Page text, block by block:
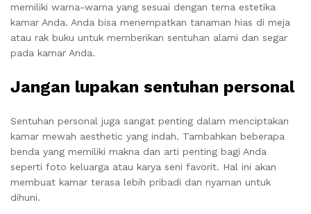
memiliki warna-warna yang sesuai dengan tema estetika
kamar Anda. Anda bisa menempatkan tanaman hias di meja
atau rak buku untuk memberikan sentuhan alami dan segar
pada kamar Anda.
Jangan lupakan sentuhan personal
Sentuhan personal juga sangat penting dalam menciptakan
kamar mewah aesthetic yang indah. Tambahkan beberapa
benda yang memiliki makna dan arti penting bagi Anda
seperti foto keluarga atau karya seni favorit. Hal ini akan
membuat kamar terasa lebih pribadi dan nyaman untuk
dihuni.